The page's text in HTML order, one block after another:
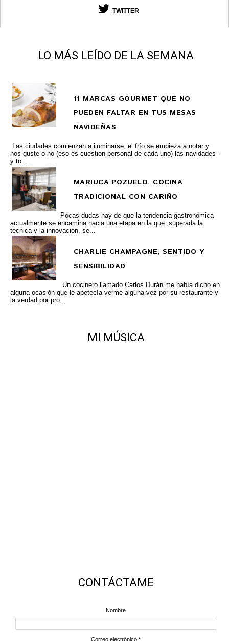
TWITTER
LO MÁS LEÍDO DE LA SEMANA
11 MARCAS GOURMET QUE NO
PUEDEN FALTAR EN TUS MESAS
NAVIDEÑAS
Las ciudades comienzan a iluminarse, el frío se empieza a notar y
nos guste o no (eso es cuestión personal de cada uno) las navidades -
y to...
MARIUCA POZUELO, COCINA
TRADICIONAL CON CARIÑO
Pocas dudas hay de que la tendencia gastronómica
actualmente se encamina hacia una etapa en la que ,superada la
técnica y la innovación, se...
CHARLIE CHAMPAGNE, SENTIDO Y
SENSIBILIDAD
Un cocinero llamado Carlos Durán me había dicho en
alguna ocasión que le apetecía verme alguna vez por su restaurante y
la verdad por pro...
MI MÚSICA
CONTÁCTAME
Nombre
Correo electrónico *